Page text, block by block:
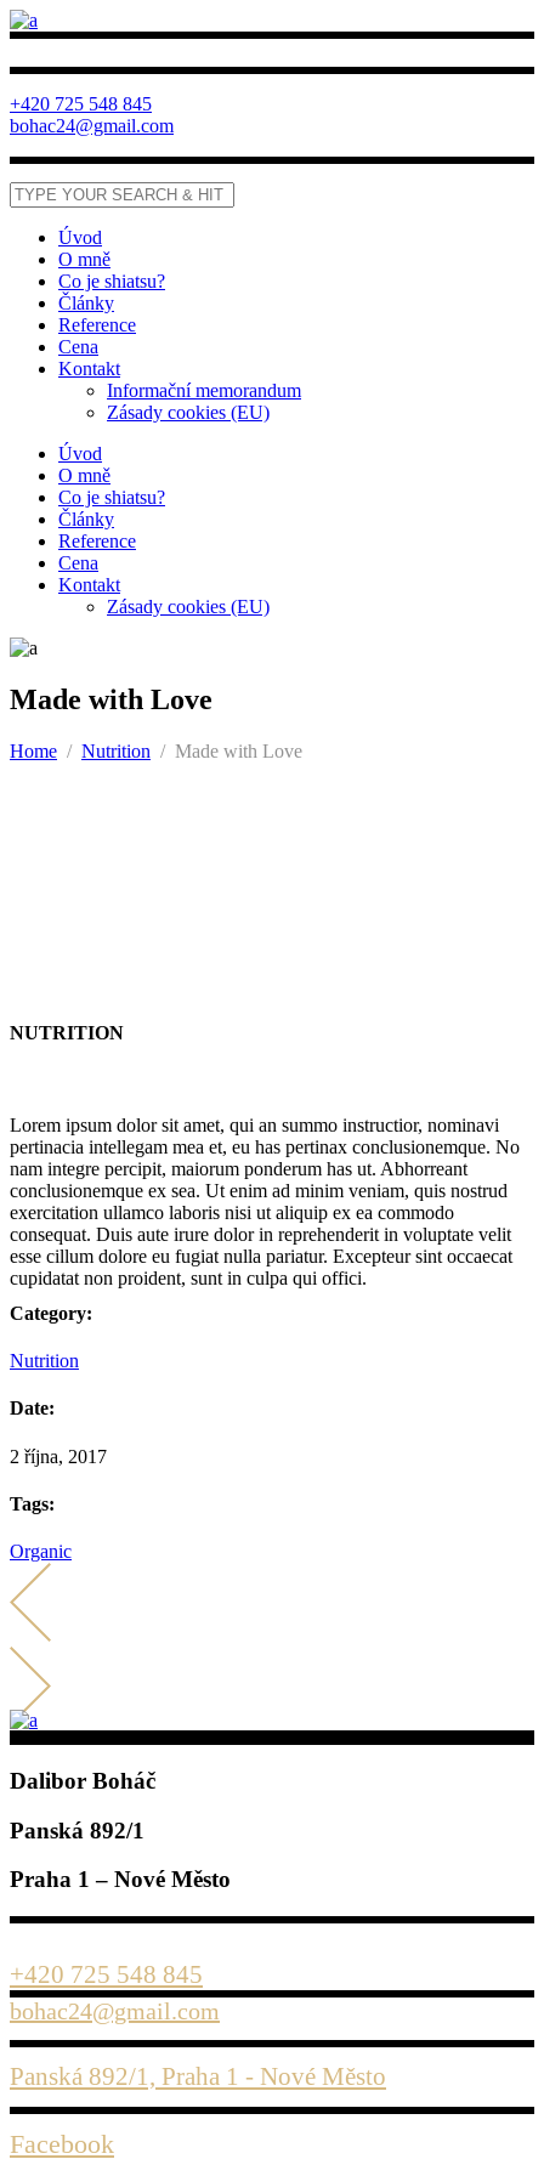
+420 725 548 845
bohac24@gmail.com
Úvod
O mně
Co je shiatsu?
Články
Reference
Cena
Kontakt
Informační memorandum
Zásady cookies (EU)
Úvod
O mně
Co je shiatsu?
Články
Reference
Cena
Kontakt
Zásady cookies (EU)
Made with Love
Home / Nutrition / Made with Love
NUTRITION
Lorem ipsum dolor sit amet, qui an summo instructior, nominavi
pertinacia intellegam mea et, eu has pertinax conclusionemque. No
nam integre percipit, maiorum ponderum has ut. Abhorreant
conclusionemque ex sea. Ut enim ad minim veniam, quis nostrud
exercitation ullamco laboris nisi ut aliquip ex ea commodo
consequat. Duis aute irure dolor in reprehenderit in voluptate velit
esse cillum dolore eu fugiat nulla pariatur. Excepteur sint occaecat
cupidatat non proident, sunt in culpa qui offici.
Category:
Nutrition
Date:
2 října, 2017
Tags:
Organic
Dalibor Boháč
Panská 892/1
Praha 1 – Nové Město
+420 725 548 845
bohac24@gmail.com
Panská 892/1, Praha 1 - Nové Město
Facebook